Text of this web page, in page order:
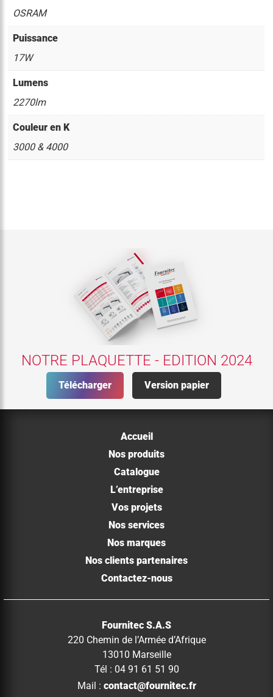
OSRAM
Puissance
17W
Lumens
2270lm
Couleur en K
3000 & 4000
NOTRE PLAQUETTE - EDITION 2024
Télécharger Version papier
Accueil
Nos produits
Catalogue
L’entreprise
Vos projets
Nos services
Nos marques
Nos clients partenaires
Contactez-nous
Fournitec S.A.S
220 Chemin de l’Armée d’Afrique
13010 Marseille
Tél : 04 91 61 51 90
Mail : contact@fournitec.fr